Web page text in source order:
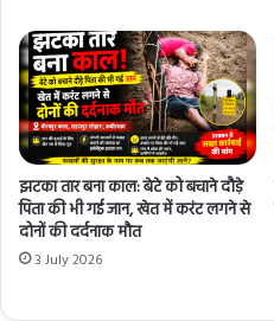
झटका तार बना काल: बेटे को बचाने दौड़े
पिता की भी गई जान, खेत में करंट लगने से
दोनों की दर्दनाक मौत
3 July 2026